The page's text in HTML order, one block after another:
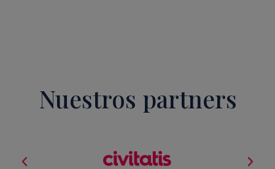
Nuestros partners